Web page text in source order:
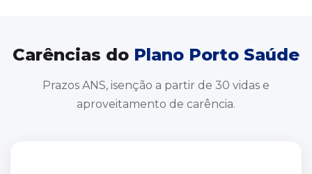
Carências do Plano Porto Saúde
Prazos ANS, isenção a partir de 30 vidas e
aproveitamento de carência.